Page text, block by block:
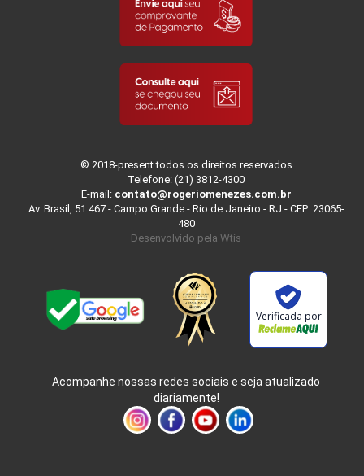
© 2018-present todos os direitos reservados
Telefone: (21) 3812-4300
E-mail: contato@rogeriomenezes.com.br
Av. Brasil, 51.467 - Campo Grande - Rio de Janeiro - RJ - CEP: 23065-
480
Desenvolvido pela Wtis
Verificada por
Acompanhe nossas redes sociais e seja atualizado
diariamente!